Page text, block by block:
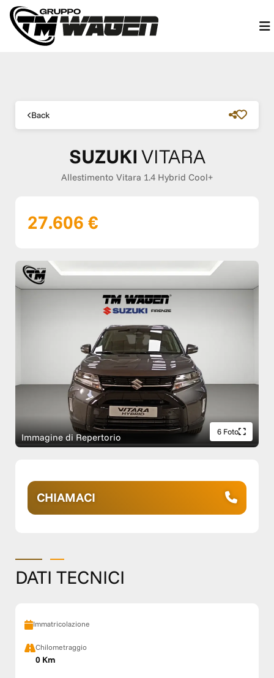
Back
SUZUKI VITARA
Allestimento Vitara 1.4 Hybrid Cool+
27.606 €
Immagine di Repertorio 6 Foto
CHIAMACI
DATI TECNICI
Immatricolazione
Chilometraggio
0 Km